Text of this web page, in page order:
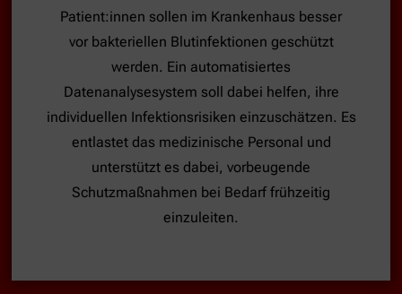
Patient:innen sollen im Krankenhaus besser
vor bakteriellen Blutinfektionen geschützt
werden. Ein automatisiertes
Datenanalysesystem soll dabei helfen, ihre
individuellen Infektionsrisiken einzuschätzen. Es
entlastet das medizinische Personal und
unterstützt es dabei, vorbeugende
Schutzmaßnahmen bei Bedarf frühzeitig
einzuleiten.